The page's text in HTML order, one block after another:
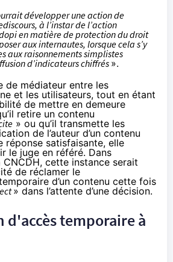
développer une action de
à l’instar de l’action
en matière de protection du droit
aux internautes, lorsque cela s’y
aux raisonnements simplistes
d’indicateurs chiffrés ».
de médiateur entre les
et les utilisateurs, tout en étant
de mettre en demeure
retire un contenu
» ou qu’il transmette les
de l’auteur d’un contenu
réponse satisfaisante, elle
le juge en référé. Dans
CNCDH, cette instance serait
de réclamer le
d’un contenu cette fois
» dans l’attente d’une décision.
d'accès temporaire à